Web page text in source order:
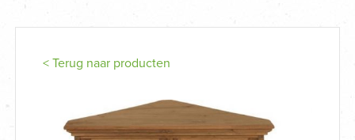
< Terug naar producten